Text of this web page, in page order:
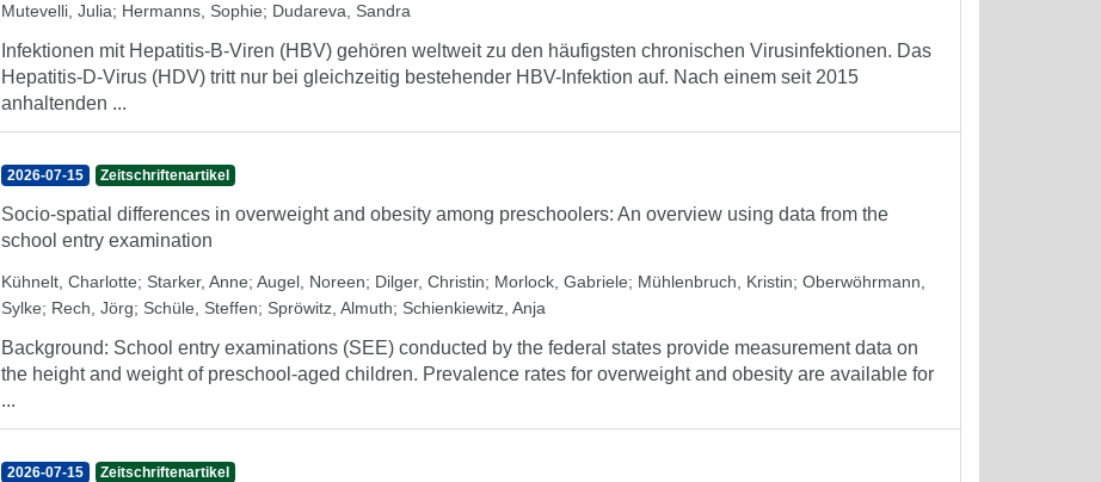
Mutevelli, Julia; Hermanns, Sophie; Dudareva, Sandra
Infektionen mit Hepatitis-B-Viren (HBV) gehören weltweit zu den häufigsten chronischen Virusinfektionen. Das
Hepatitis-D-Virus (HDV) tritt nur bei gleichzeitig bestehender HBV-Infektion auf. Nach einem seit 2015
anhaltenden ...
2026-07-15 Zeitschriftenartikel
Socio-spatial differences in overweight and obesity among preschoolers: An overview using data from the
school entry examination
Kühnelt, Charlotte; Starker, Anne; Augel, Noreen; Dilger, Christin; Morlock, Gabriele; Mühlenbruch, Kristin; Oberwöhrmann,
Sylke; Rech, Jörg; Schüle, Steffen; Spröwitz, Almuth; Schienkiewitz, Anja
Background: School entry examinations (SEE) conducted by the federal states provide measurement data on
the height and weight of preschool-aged children. Prevalence rates for overweight and obesity are available for
...
2026-07-15 Zeitschriftenartikel